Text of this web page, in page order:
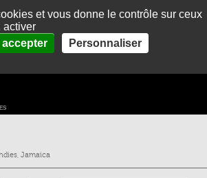
MENU
de colonisation et de contrôle de la Caraïbe
va-et-vient entre empires coloniaux
Jamaica
cookies
et vous donne le contrôle sur ceux
activer
accepter
Personnaliser